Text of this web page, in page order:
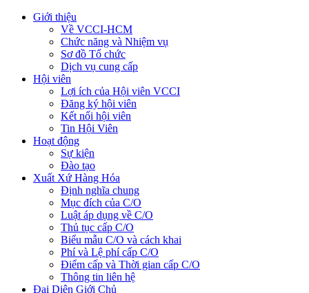
Giới thiệu
Về VCCI-HCM
Chức năng và Nhiệm vụ
Sơ đồ Tổ chức
Dịch vụ cung cấp
Hội viên
Lợi ích của Hội viên VCCI
Đăng ký hội viên
Kết nối hội viên
Tin Hội Viên
Hoạt động
Sự kiện
Đào tạo
Xuất Xứ Hàng Hóa
Định nghĩa chung
Mục đích của C/O
Luật áp dụng về C/O
Thủ tục cấp C/O
Biểu mẫu C/O và cách khai
Phí và Lệ phí cấp C/O
Điểm cấp và Thời gian cấp C/O
Thông tin liên hệ
Đại Diện Giới Chủ